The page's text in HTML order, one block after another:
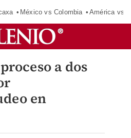
México vs Colombia América vs
a dos
en